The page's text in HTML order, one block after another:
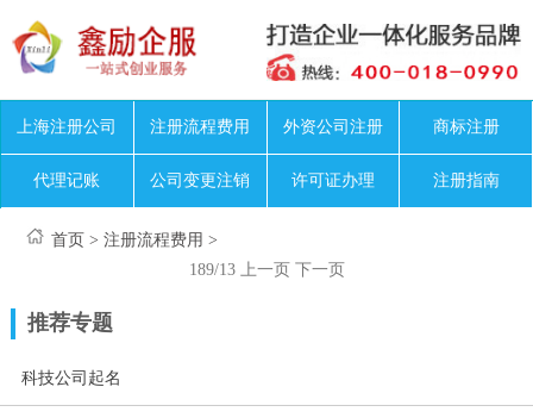
上海注册公司 注册流程费用 外资公司注册 商标注册
代理记账 公司变更注销 许可证办理 注册指南
首页 >注册流程费用 >
189/13
上一页 下一页
推荐专题
科技公司起名